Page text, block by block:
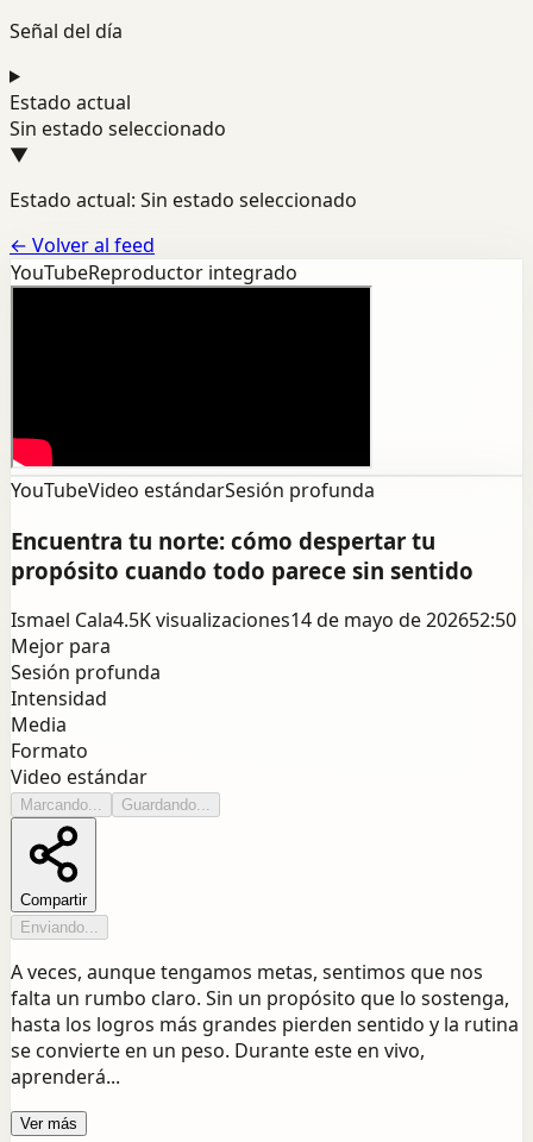
Señal del día
Estado actual
Sin estado seleccionado
▼
Estado actual: Sin estado seleccionado
← Volver al feed
YouTubeReproductor integrado
YouTubeVideo estándarSesión profunda
Encuentra tu norte: cómo despertar tu
propósito cuando todo parece sin sentido
Ismael Cala4.5Kvisualizaciones14 de mayo de 202652:50
Mejor para
Sesión profunda
Intensidad
Media
Formato
Video estándar
Marcando... Guardando...
Compartir
Enviando...
A veces, aunque tengamos metas, sentimos que nos
falta un rumbo claro. Sin un propósito que lo sostenga,
hasta los logros más grandes pierden sentido y la rutina
se convierte en un peso. Durante este en vivo,
aprenderá...
Ver más